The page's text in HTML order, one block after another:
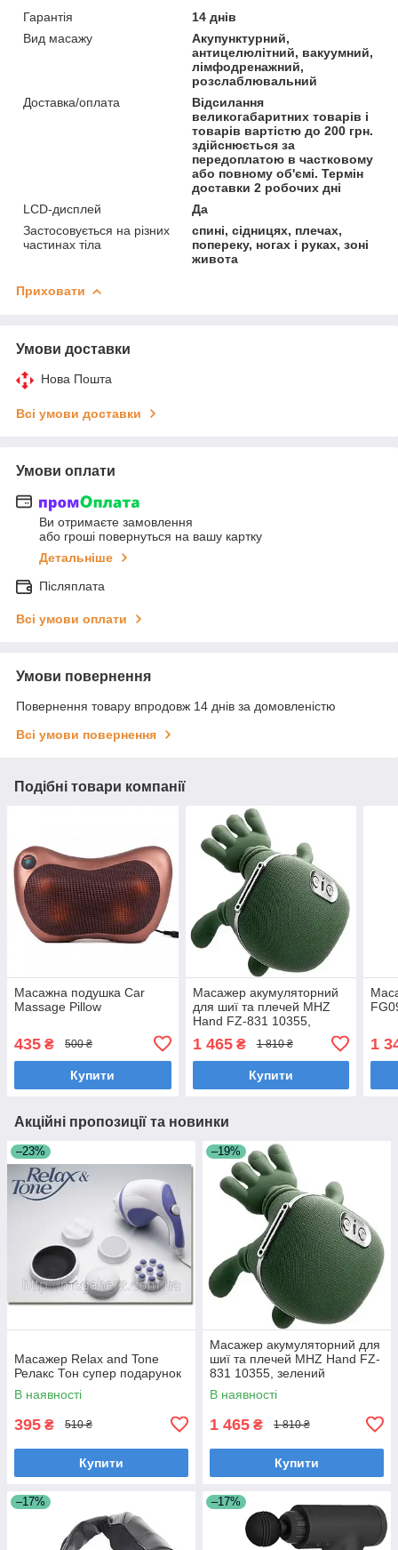
Гарантія
14 днів
Вид масажу
Акупунктурний,
антицелюлітний, вакуумний,
лімфодренажний,
розслаблювальний
Доставка/оплата
Відсилання
великогабаритних товарів і
товарів вартістю до 200 грн.
здійснюється за
передоплатою в частковому
або повному об'ємі. Термін
доставки 2 робочих дні
LCD-дисплей
Да
Застосовується на різних
частинах тіла
спині, сідницях, плечах,
попереку, ногах і руках, зоні
живота
Приховати
Умови доставки
Нова Пошта
Всі умови доставки
Умови оплати
Ви отримаєте замовлення
або гроші повернуться на вашу картку
Детальніше
Післяплата
Всі умови оплати
Умови повернення
Повернення товару впродовж 14 днів за домовленістю
Всі умови повернення
Подібні товари компанії
Масажна подушка Car
Massage Pillow
435 ₴ 500 ₴
Купити
Масажер акумуляторний
для шиї та плечей MHZ
Hand FZ-831 10355,
1 465₴ 1 810 ₴
Купити
1
Акційні пропозиції та новинки
–23%
Масажер Relax and Tone
Релакс Тон супер подарунок
В наявності
395 ₴ 510 ₴
Купити
–19%
Масажер акумуляторний для
шиї та плечей MHZ Hand FZ-
831 10355, зелений
В наявності
1 465 ₴ 1 810 ₴
Купити
–17% –17%